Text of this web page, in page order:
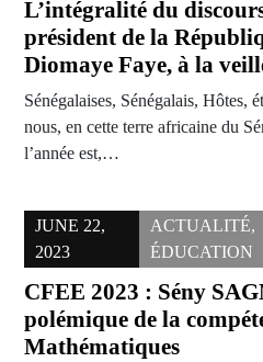
L’intégralité du
président de la
Diomaye Faye, à la
Sénégalaises, Sénégalais, Hôtes,
nous, en cette terre africaine du
l’année est,…
JUNE 22,
2023
ACTUALITÉ,
ÉDUCATION
CFEE 2023 : Sény
polémique de la
Mathématiques